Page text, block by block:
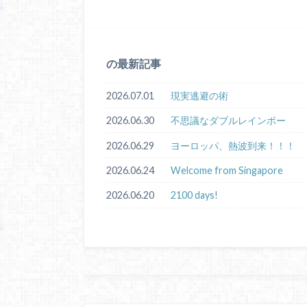
の最新記事
2026.07.01 現実逃避の術
2026.06.30 不思議なダブルレインボー
2026.06.29 ヨーロッパ、熱波到来！！！
2026.06.24 Welcome from Singapore
2026.06.20 2100 days!